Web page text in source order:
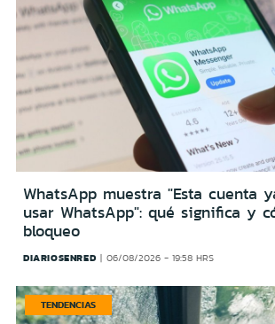
WhatsApp muestra "Esta cuenta
usar WhatsApp": qué significa y
bloqueo
DIARIOSENRED 06/08/2026 - 19:58 HRS
TENDENCIAS